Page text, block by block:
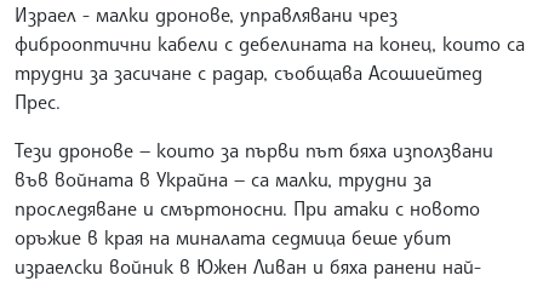
Израел - малки дронове, управлявани чрез
фиброоптични кабели с дебелината на конец, които са
трудни за засичане с радар, съобщава Асошиейтед
Прес.
Тези дронове — които за първи път бяха използвани
във войната в Украйна — са малки, трудни за
проследяване и смъртоносни. При атаки с новото
оръжие в края на миналата седмица беше убит
израелски войник в Южен Ливан и бяха ранени най-